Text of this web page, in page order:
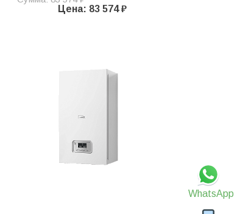
WhatsApp
Цена: 83 574 ₽